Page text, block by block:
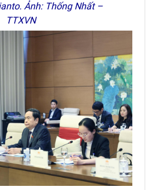
Ảnh: Thống Nhất –
TTXVN